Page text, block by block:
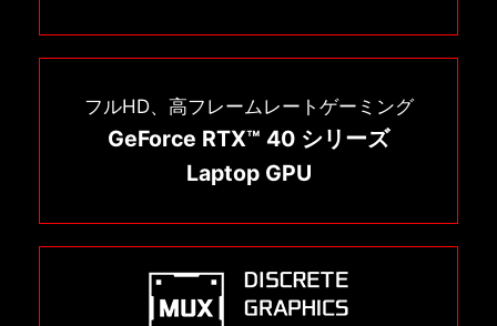
フルHD、高フレームレートゲーミング
GeForce RTX™ 40 シリーズ
Laptop GPU